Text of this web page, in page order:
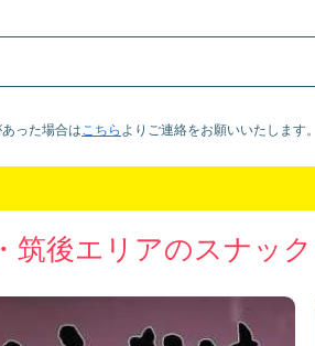
った場合はこちら より ご連絡をお願いいたします。
筑後エリアのスナック